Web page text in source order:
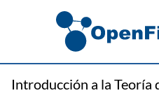
Introducción a la Teoría